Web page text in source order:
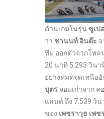
ด้านเกมในรุ่น ซูเป
ว่า ชานนท์ อินต๊ะ
ทีม ออกตัวจากโพล
20 นาที 5.293 วิน
อย่างหมดจดเหนือ
บุตร จอมเก๋าจาก ค
แลนด์ ถึง 7.539 วิ
ของ เพชราวุธ เพช